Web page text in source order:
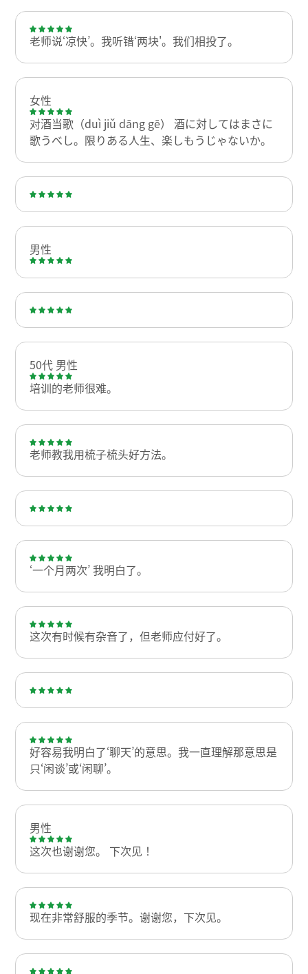
老师说‘凉快’。我听错‘两块'。我们相投了。
女性
对酒当歌（duì jiǔ dāng gē） 酒に対してはまさに
歌うべし。限りある人生、楽しもうじゃないか。
男性
50代 男性
培训的老师很难。
老师教我用梳子梳头好方法。
‘一个月两次’ 我明白了。
这次有时候有杂音了，但老师应付好了。
好容易我明白了‘聊天’的意思。我一直理解那意思是
只‘闲谈’或‘闲聊’。
男性
这次也谢谢您。 下次见！
现在非常舒服的季节。谢谢您，下次见。